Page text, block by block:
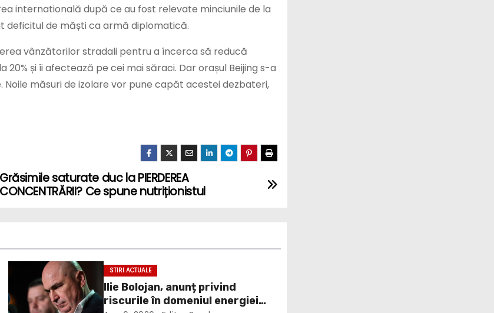
internatională după ce au fost relevate minciunile de la
deficitul de măști ca armă diplomatică.
vânzătorilor stradali pentru a încerca să reducă
și îi afectează pe cei mai săraci. Dar orașul Beijing s-a
măsuri de izolare vor pune capăt acestei dezbateri,
Grăsimile saturate duc la PIERDEREA
CONCENTRĂRII? Ce spune nutriționistul
STIRI ACTUALE
Ilie Bolojan, anunț privind
riscurile în domeniul energiei